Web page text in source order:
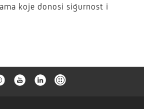
koje donosi sigurnost i